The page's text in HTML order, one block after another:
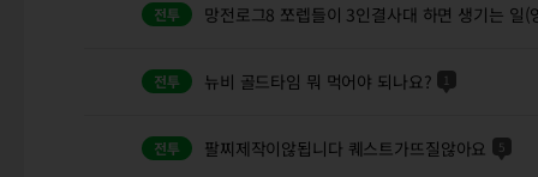
망전로그8 쪼렙들이 3인결사대 하면 생기는 일(
뉴비 골드타임 뭐 먹어야 되나요? 1
팔찌제작이않됩니다 퀘스트가뜨질않아요 5